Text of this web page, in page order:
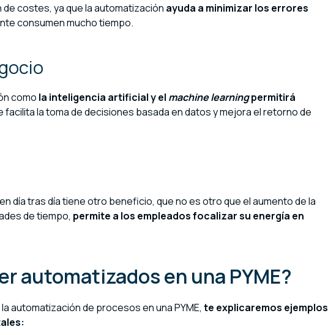
costes, ya que la automatización ayuda a minimizar los errores
consumen mucho tiempo.
como la inteligencia artificial y el machine learningpermitirá
facilita la toma de decisiones basada en datos y mejora el retorno de
día tras día tiene otro beneficio, que no es otro que el aumento de la
de tiempo, permite a los empleados focalizar su energía en
automatizados en una PYME?
automatización de procesos en una PYME, te explicaremos ejemplos